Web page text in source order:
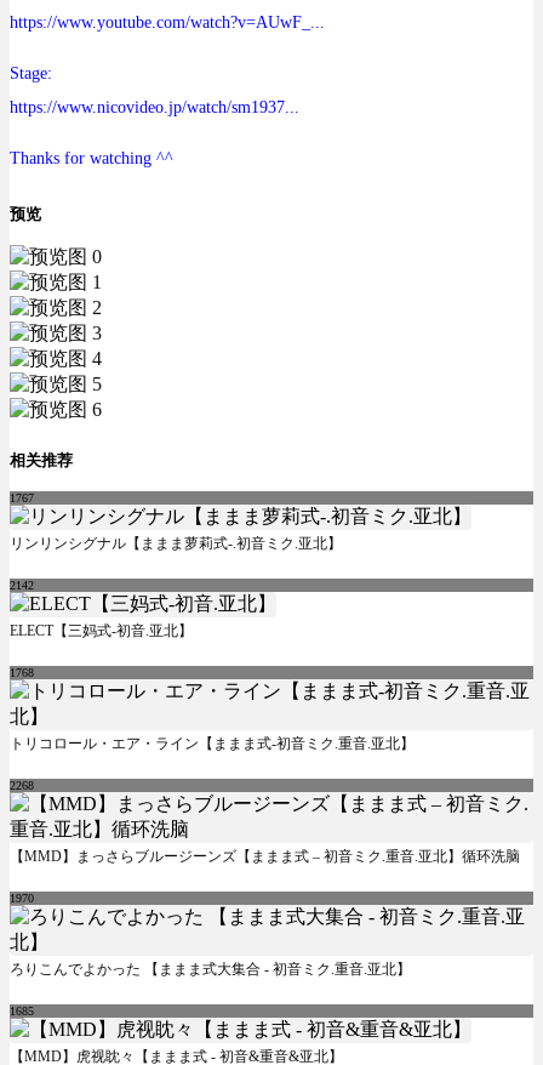
https://www.youtube.com/watch?v=AUwF_...
Stage:
https://www.nicovideo.jp/watch/sm1937...
Thanks for watching ^^
预览
相关推荐
1767
リンリンシグナル【ままま萝莉式-.初音ミク.亚北】
2142
ELECT【三妈式-初音.亚北】
1768
トリコロール・エア・ライン【ままま式-初音ミク.重音.亚北】
2268
【MMD】まっさらブルージーンズ【ままま式 – 初音ミク.重音.亚北】循环洗脑
1970
ろりこんでよかった 【ままま式大集合 - 初音ミク.重音.亚北】
1685
【MMD】虎视眈々【ままま式 - 初音&重音&亚北】